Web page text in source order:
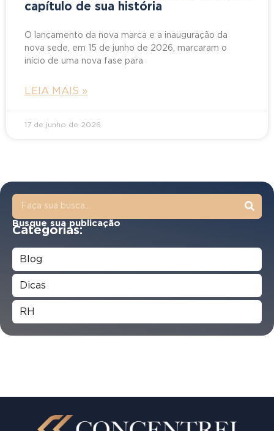
capítulo de sua história
O lançamento da nova marca e a inauguração da
nova sede, em 15 de junho de 2026, marcaram o
início de uma nova fase para
LEIA MAIS »
17 de junho de 2026
Busque sua publicação
Categorias:
Blog
Dicas
RH